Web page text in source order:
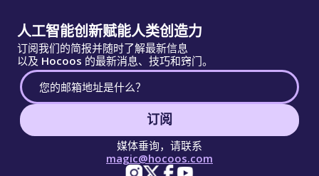
人工智能创新赋能人类创造力
订阅我们的简报并随时了解最新信息
以及 Hocoos 的最新消息、技巧和窍门。
订阅
媒体垂询，请联系
magic@hocoos.com